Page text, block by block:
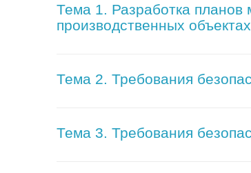
Тема 1. Разработка планов
производственных объектах
Тема 2. Требования
Тема 3. Требования